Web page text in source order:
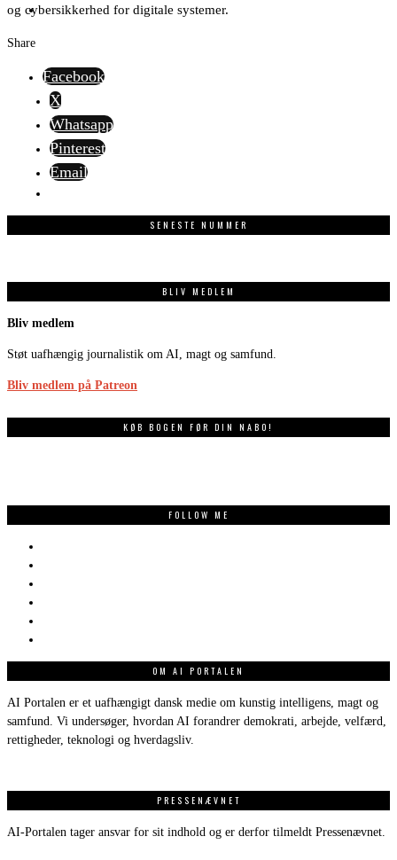
og cybersikkerhed for digitale systemer.
Share
Facebook
X
Whatsapp
Pinterest
Email
SENESTE NUMMER
BLIV MEDLEM
Bliv medlem
Støt uafhængig journalistik om AI, magt og samfund.
Bliv medlem på Patreon
KØB BOGEN FØR DIN NABO!
FOLLOW ME
OM AI PORTALEN
AI Portalen er et uafhængigt dansk medie om kunstig intelligens, magt og
samfund. Vi undersøger, hvordan AI forandrer demokrati, arbejde, velfærd,
rettigheder, teknologi og hverdagsliv.
PRESSENÆVNET
AI-Portalen tager ansvar for sit indhold og er derfor tilmeldt Pressenævnet.